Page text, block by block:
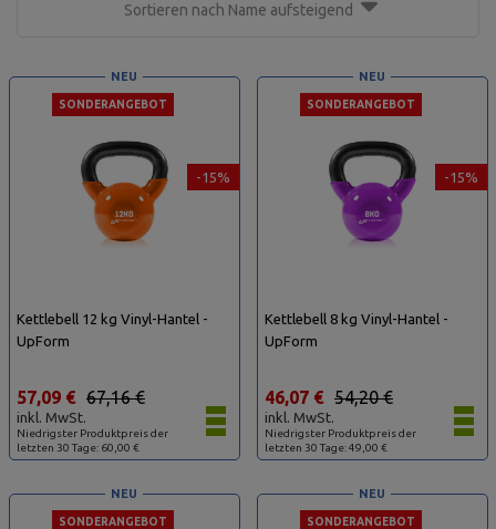
Sortieren nach Name aufsteigend
-15%
SONDERANGEBOT
NEU
Kettlebell 12 kg Vinyl-Hantel -
UpForm
Niedrigster Produktpreis der
letzten 30 Tage: 60,00 €
67,16 €
57,09 €
inkl. MwSt.
-15%
SONDERANGEBOT
NEU
Kettlebell 8 kg Vinyl-Hantel -
UpForm
Niedrigster Produktpreis der
letzten 30 Tage: 49,00 €
54,20 €
46,07 €
inkl. MwSt.
SONDERANGEBOT
NEU
SONDERANGEBOT
NEU